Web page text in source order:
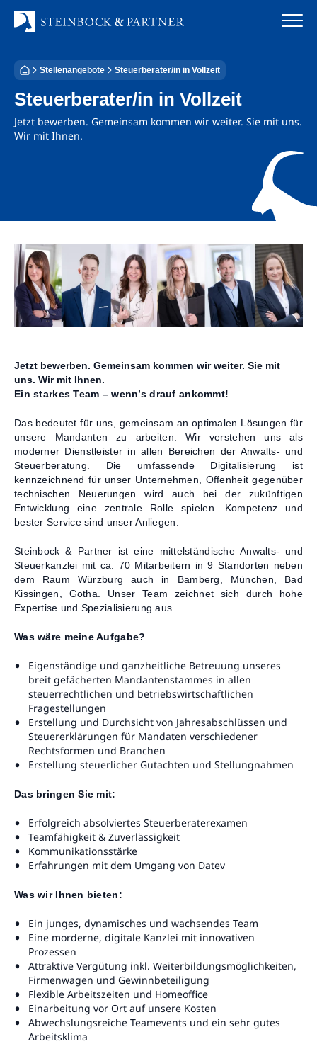
Inhalt
springen
Startseite
Kanzlei
Team
Steuerberatung
Stellenangebote
Stellenangebote Steuerberater/in in Vollzeit
Steuerberater/in in Vollzeit
Jetzt bewerben. Gemeinsam kommen wir weiter. Sie mit uns.
Wir mit Ihnen.
Jetzt bewerben. Gemeinsam kommen wir weiter. Sie mit
uns. Wir mit Ihnen.
Ein starkes Team – wenn’s drauf ankommt!
Das bedeutet für uns, gemeinsam an optimalen Lösungen für
unsere Mandanten zu arbeiten. Wir verstehen uns als
moderner Dienstleister in allen Bereichen der Anwalts- und
Steuerberatung. Die umfassende Digitalisierung ist
kennzeichnend für unser Unternehmen, Offenheit gegenüber
technischen Neuerungen wird auch bei der zukünftigen
Entwicklung eine zentrale Rolle spielen. Kompetenz und
bester Service sind unser Anliegen.
Steinbock & Partner ist eine mittelständische Anwalts- und
Steuerkanzlei mit ca. 70 Mitarbeitern in 9 Standorten neben
dem Raum Würzburg auch in Bamberg, München, Bad
Kissingen, Gotha. Unser Team zeichnet sich durch hohe
Expertise und Spezialisierung aus.
Was wäre meine Aufgabe?
Eigenständige und ganzheitliche Betreuung unseres
breit gefächerten Mandantenstammes in allen
steuerrechtlichen und betriebswirtschaftlichen
Fragestellungen
Erstellung und Durchsicht von Jahresabschlüssen und
Steuererklärungen für Mandaten verschiedener
Rechtsformen und Branchen
Erstellung steuerlicher Gutachten und Stellungnahmen
Das bringen Sie mit:
Erfolgreich absolviertes Steuerberaterexamen
Teamfähigkeit & Zuverlässigkeit
Kommunikationsstärke
Erfahrungen mit dem Umgang von Datev
Was wir Ihnen bieten:
Ein junges, dynamisches und wachsendes Team
Eine morderne, digitale Kanzlei mit innovativen
Prozessen
Attraktive Vergütung inkl. Weiterbildungsmöglichkeiten,
Firmenwagen und Gewinnbeteiligung
Flexible Arbeitszeiten und Homeoffice
Einarbeitung vor Ort auf unsere Kosten
Abwechslungsreiche Teamevents und ein sehr gutes
Arbeitsklima